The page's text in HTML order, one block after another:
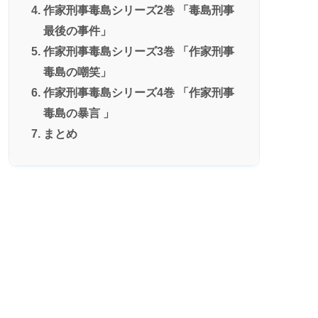
作家刑事毒島シリーズ2巻 「毒島刑事
最後の事件」
作家刑事毒島シリーズ3巻 「作家刑事
毒島の嘲笑」
作家刑事毒島シリーズ4巻 「作家刑事
毒島の暴言 」
まとめ